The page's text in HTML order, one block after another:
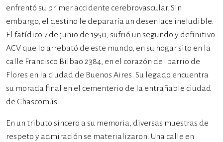
enfrentó su primer accidente cerebrovascular. Sin
embargo, el destino le depararía un desenlace ineludible.
El fatídico 7 de junio de 1950, sufrió un segundo y definitivo
ACV que lo arrebató de este mundo, en su hogar sito en la
calle Francisco Bilbao 2384, en el corazón del barrio de
Flores en la ciudad de Buenos Aires. Su legado encuentra
su morada final en el cementerio de la entrañable ciudad
de Chascomús.
En un tributo sincero a su memoria, diversas muestras de
respeto y admiración se materializaron. Una calle en